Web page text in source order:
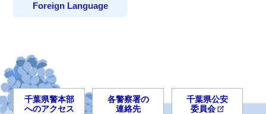
Foreign Language
千葉県警本部
へのアクセス
各警察署の
連絡先
千葉県公安
委員会